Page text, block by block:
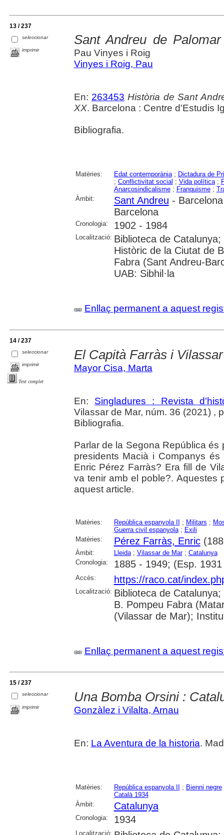
13 / 237
seleccionar
imprimir
Sant Andreu de
Pau Vinyes i Roig
Vinyes i Roig, Pau
En: 263453 Història de Sant
XX. Barcelona : Centre d'Estudis
Bibliografia.
Matèries: Edat contemporània; Dictadura de
; Conflictivitat social ; Vida política;
Anarcosindicalisme; Franquisme;
Àmbit:
Sant Andreu -
Barcelona
Cronologia: 1902 - 1984
Localització: Biblioteca de
Històric de la Ciutat de
Fabra (Sant Andreu-
UAB: Sibhil·la
Enllaç permanent a aquest
14 / 237
seleccionar
imprimir
Text complet
El Capità Farràs i
Mayor Cisa, Marta
En: Singladures : Revista
Vilassar de Mar, núm. 36 (2021) ,
Bibliografia.
Parlar de la Segona República
presidents Macià i Companys
Enric Pérez Farràs? Era fill de
va tenir amb el poble?. Aquestes
aquest article.
Matèries: República espanyola II ; Militars ;
Guerra civil espanyola; Exili
Matèries:
Pérez Farràs, Enric
Àmbit: Lleida; Vilassar de Mar; Catalunya
Cronologia:
1885 - 1949; (Esp.
Accés: https://raco.cat/
Localització: Biblioteca de
B. Pompeu Fabra
(Vilassar de Mar);
Enllaç permanent a aquest
15 / 237
seleccionar
imprimir
Una Bomba Orsini :
Gonzàlez i Vilalta, Arnau
En: La Aventura de la historia.
Matèries: República espanyola II ; Bienni negre
Català 1934
Àmbit:
Catalunya
Cronologia: 1934
Localització: